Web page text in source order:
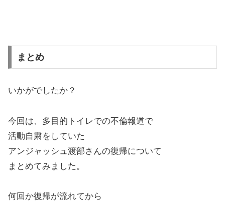
まとめ
いかがでしたか？
今回は、多目的トイレでの不倫報道で
活動自粛をしていた
アンジャッシュ渡部さんの復帰について
まとめてみました。
何回か復帰が流れてから